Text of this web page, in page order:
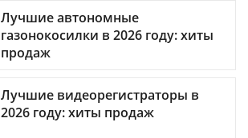
Лучшие автономные
газонокосилки в 2026 году: хиты
продаж
Лучшие видеорегистраторы в
2026 году: хиты продаж